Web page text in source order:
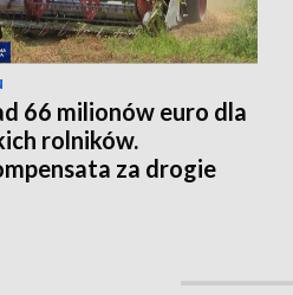
66 milionów euro dla
rolników.
za drogie